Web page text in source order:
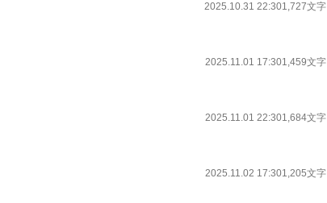
2025.10.31 22:301,727文字
2025.11.01 17:301,459文字
2025.11.01 22:301,684文字
2025.11.02 17:301,205文字